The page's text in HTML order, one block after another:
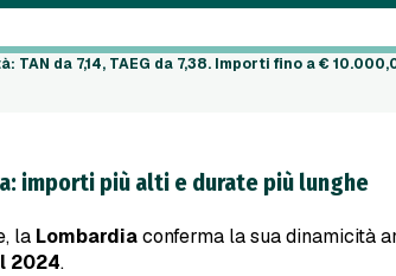
: TAN da 7,14, TAEG da 7,38. Importi fino a€
importi più alti e durate più lunghe
la Lombardiaconferma la sua dinamicità
2024.